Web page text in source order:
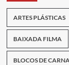
ARTES PLÁSTICAS
BAIXADA FILMA
BLOCOS DE